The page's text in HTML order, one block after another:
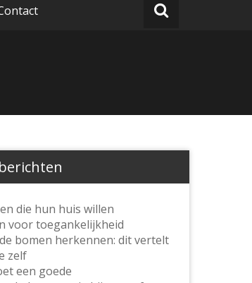
die hun huis willen
voor toegankelijkheid
bomen herkennen: dit vertelt
zelf
een goede